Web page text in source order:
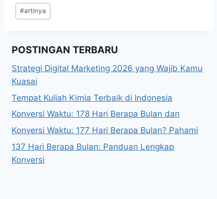
Post
Tags:
#artinya
POSTINGAN TERBARU
Strategi Digital Marketing 2026 yang Wajib Kamu
Kuasai
Tempat Kuliah Kimia Terbaik di Indonesia
Konversi Waktu: 178 Hari Berapa Bulan dan
Konversi Waktu: 177 Hari Berapa Bulan? Pahami
137 Hari Berapa Bulan: Panduan Lengkap
Konversi